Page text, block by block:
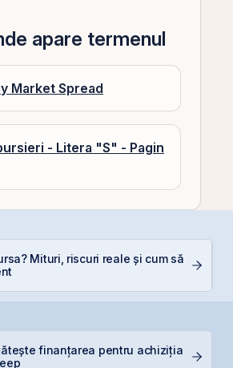
apare termenul
Market Spread
- Litera "S" - Pagin
Mituri, riscuri reale și cum să
finanțarea pentru achiziția